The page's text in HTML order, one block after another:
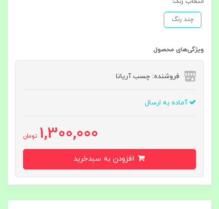
چند رنگ
ویژگی‌های محصول
فروشنده: چسب آریانا
آماده به ارسال
1,300,000 تومان